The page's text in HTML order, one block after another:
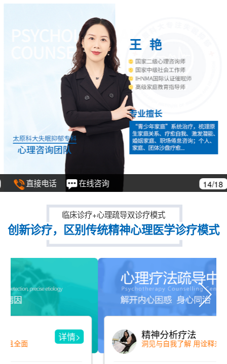
直接电话 在线咨询 14/18
临床诊疗+心理疏导双诊疗模式
创新诊疗，区别传统精神心理医学诊疗模式
精神分析疗法
洞见与自我了解 用诠释来消除冲突
详情>